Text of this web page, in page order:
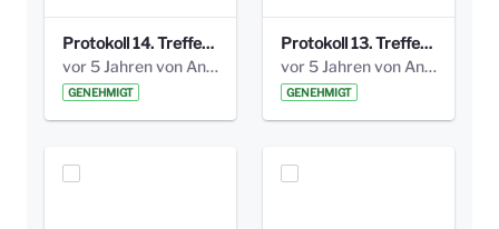
Protokoll 14. Treffen 20160613 AG Bismarckplatz.pdf
vor 5 Jahren von Anni Schlumberger
GENEHMIGT
Protokoll 13. Treffen 20151130 AG Bismarckplatz.pdf
vor 5 Jahren von Anni Schlumberger
GENEHMIGT